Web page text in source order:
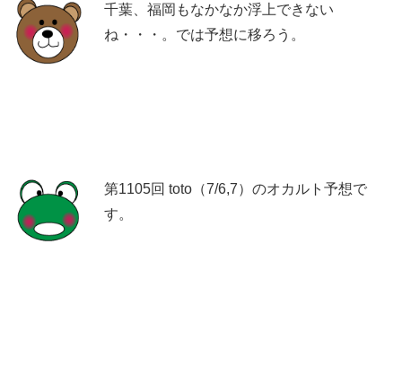
千葉、福岡もなかなか浮上できない
ね・・・。では予想に移ろう。
第1105回 toto（7/6,7）のオカルト予想で
す。